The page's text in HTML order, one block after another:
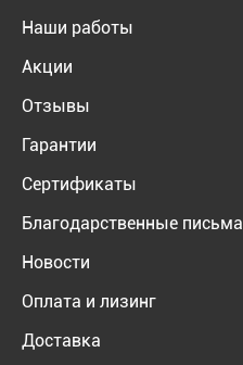
Наши работы
Акции
Отзывы
Гарантии
Сертификаты
Благодарственные письма
Новости
Оплата и лизинг
Доставка